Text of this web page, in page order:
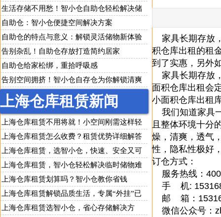
家具长期存放
积仓库出租 的租
到了实惠，另外
家具长期存放
面积仓库出租会
小面积仓库出租
我们知道家具
且整体环境十分
燥，清爽，透气
性，隐私性极好
订仓方式：
服务热线：
手 机:
邮 箱：
微信公众号：
寄存
生活存储不用愁！智小仓自助仓轻松解决储
物难题
自助仓：智小仓便捷空间解决方案
自助仓的特点与意义：解锁灵活储物新体验
告别杂乱！自助仓存放打造简约居家
自助仓给家松绑，重拾呼吸感
告别空间拥挤！智小仓自存仓为你解锁清爽
生活
上海仓库租赁新闻
上海仓库租赁不用将就！小空间刚需这样轻
松解决
上海仓库租赁怎么收费？租赁优势详细解答
上海仓库租赁，选智小仓，快速、安全又可
靠
上海仓库租赁，智小仓轻松解决临时储物难
题
上海仓库租赁划算吗？智小仓教你省钱
上海仓库租赁解锁品质生活，专属“外挂”已
上线
上海仓库租赁选智小仓，省心存储解决方